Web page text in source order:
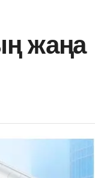
жаңа